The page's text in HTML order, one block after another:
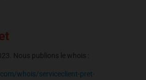
Nous publions le whois :
whois/serviceclient-pret-